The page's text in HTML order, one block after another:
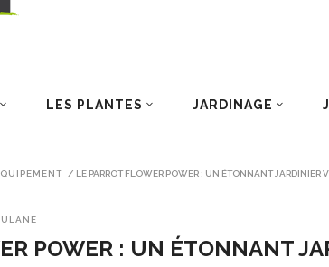
LES PLANTES JARDINAGE
/ LE PARROT FLOWER POWER : UN ÉTONNANT JARDINIER
POWER : UN ÉTONNANT